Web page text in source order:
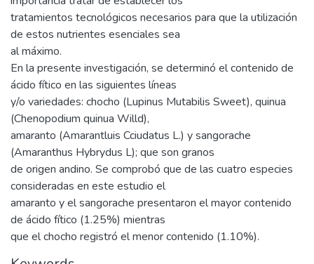
tratamientos tecnológicos necesarios para que la utilización
de estos nutrientes esenciales sea
al máximo.
En la presente investigación, se determinó el contenido de
ácido fítico en las siguientes líneas
y/o variedades: chocho (Lupinus Mutabilis Sweet), quinua
(Chenopodium quinua Willd),
amaranto (Amarantluis Cciudatus L.) y sangorache
(Amaranthus Hybrydus L); que son granos
de origen andino. Se comprobó que de las cuatro especies
consideradas en este estudio el
amaranto y el sangorache presentaron el mayor contenido
de ácido fítico (1.25%) mientras
que el chocho registró el menor contenido (1.10%).